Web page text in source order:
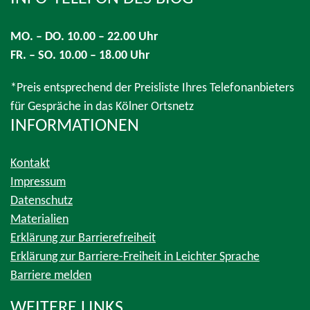
INFORMATIONEN
Kontakt
Impressum
Datenschutz
Materialien
Erklärung zur Barrierefreiheit
Erklärung zur Barriere-Freiheit in Leichter Sprache
Barriere melden
MO. – DO. 10.00 – 22.00 Uhr
FR. – SO. 10.00 – 18.00 Uhr
*Preis entsprechend der Preisliste Ihres Telefonanbieters
für Gespräche in das Kölner Ortsnetz